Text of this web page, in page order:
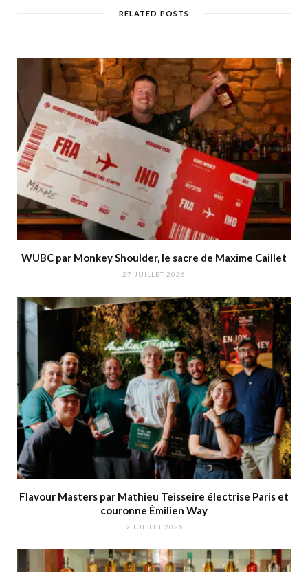
RELATED POSTS
WUBC par Monkey Shoulder, le sacre de Maxime Caillet
27 JUILLET 2026
Flavour Masters par Mathieu Teisseire électrise Paris et
couronne Émilien Way
9 JUILLET 2026